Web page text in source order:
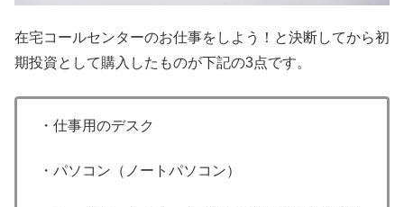
在宅コールセンターのお仕事をしよう！と決断してから初
期投資として購入したものが下記の3点です。
・仕事用のデスク
・パソコン（ノートパソコン）